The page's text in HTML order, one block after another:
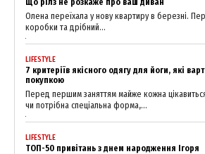
News Week
Magazine
Олена переїхала у нову квартиру в березні.
коробки та дрібний...
LIFESTYLE
7 критеріїв якісного одягу для йоги, які
покупкою
Перед першим заняттям майже кожна
чи потрібна спеціальна форма,...
LIFESTYLE
ТОП-50 привітань з днем народження Ігоря